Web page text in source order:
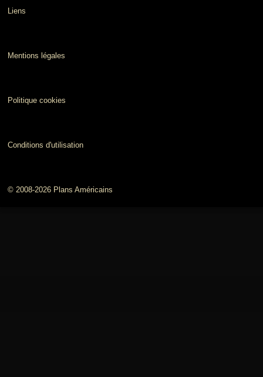
Liens
Mentions légales
Politique cookies
Conditions d'utilisation
© 2008-2026 Plans Américains